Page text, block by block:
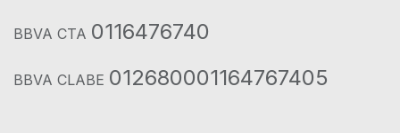
BBVA CTA 0116476740
BBVA CLABE 012680001164767405